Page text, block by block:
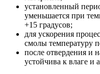
установленный
уменьшается при
+15 градусов;
для ускорения
смолы температуру
после отвердения и
устойчива к влаге и